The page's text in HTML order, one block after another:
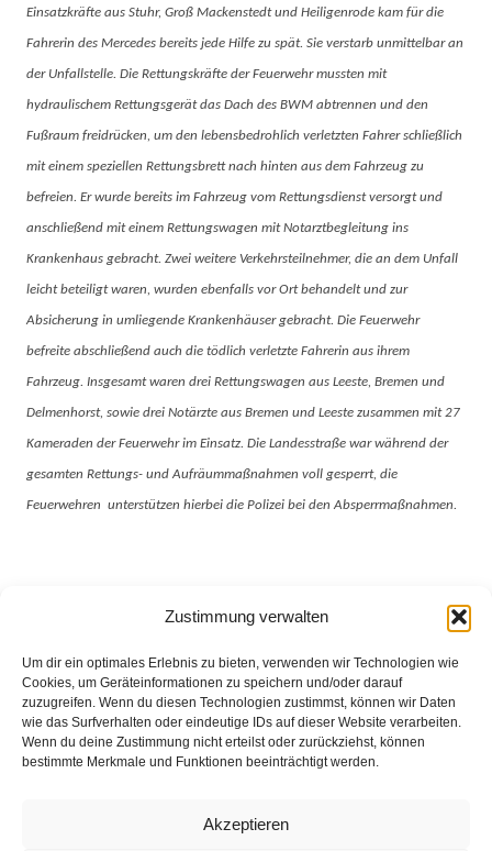
Zustimmung verwalten
Um dir ein optimales Erlebnis zu bieten, verwenden wir Technologien wie
Cookies, um Geräteinformationen zu speichern und/oder darauf
zuzugreifen. Wenn du diesen Technologien zustimmst, können wir Daten
wie das Surfverhalten oder eindeutige IDs auf dieser Website verarbeiten.
Wenn du deine Zustimmung nicht erteilst oder zurückziehst, können
bestimmte Merkmale und Funktionen beeinträchtigt werden.
Akzeptieren
Einsatzkräfte aus Stuhr, Groß Mackenstedt und Heiligenrode kam für die
Fahrerin des Mercedes bereits jede Hilfe zu spät. Sie verstarb unmittelbar an
der Unfallstelle. Die Rettungskräfte der Feuerwehr mussten mit
hydraulischem Rettungsgerät das Dach des BWM abtrennen und den
Fußraum freidrücken, um den lebensbedrohlich verletzten Fahrer schließlich
mit einem speziellen Rettungsbrett nach hinten aus dem Fahrzeug zu
befreien. Er wurde bereits im Fahrzeug vom Rettungsdienst versorgt und
anschließend mit einem Rettungswagen mit Notarztbegleitung ins
Krankenhaus gebracht. Zwei weitere Verkehrsteilnehmer, die an dem Unfall
leicht beteiligt waren, wurden ebenfalls vor Ort behandelt und zur
Absicherung in umliegende Krankenhäuser gebracht. Die Feuerwehr
befreite abschließend auch die tödlich verletzte Fahrerin aus ihrem
Fahrzeug. Insgesamt waren drei Rettungswagen aus Leeste, Bremen und
Delmenhorst, sowie drei Notärzte aus Bremen und Leeste zusammen mit 27
Kameraden der Feuerwehr im Einsatz. Die Landesstraße war während der
gesamten Rettungs- und Aufräummaßnahmen voll gesperrt, die
Feuerwehren unterstützen hierbei die Polizei bei den Absperrmaßnahmen.
Feuerwehr Heiligenrode +++ Feuerwehr Stuhr
Weitere Informationen über diesen Einsatz im